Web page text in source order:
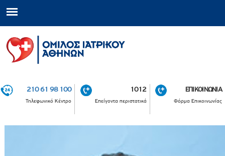
210 61 98 100
Τηλεφωνικό Κέντρο
1012
Επείγοντα περιστατικά
ΕΠΙΚΟΙΝΩΝΙΑ
Φόρμα Επικοινωνίας